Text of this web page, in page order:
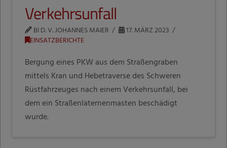
Verkehrsunfall
BI D. V. JOHANNES MAIER
17. MÄRZ 2023
EINSATZBERICHTE
Bergung eines PKW aus dem Straßengraben
mittels Kran und Hebetraverse des Schweren
Rüstfahrzeuges nach einem Verkehrsunfall, bei
dem ein Straßenlaternenmasten beschädigt
wurde.